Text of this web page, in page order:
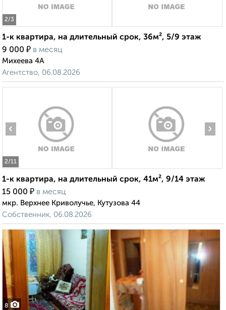
2/3
1-к квартира, на длительный срок, 36м², 5/9 этаж
9 000 ₽ в месяц
Михеева 4А
Агентство, 06.08.2026
2/11
‹ ›
1-к квартира, на длительный срок, 41м², 9/14 этаж
15 000 ₽ в месяц
мкр. Верхнее Криволучье, Кутузова 44
Собственник, 06.08.2026
8